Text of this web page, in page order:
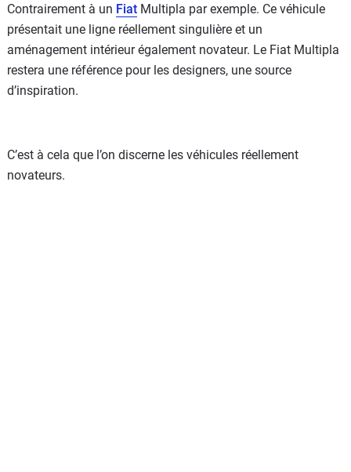
Contrairement à un Fiat Multipla par exemple. Ce véhicule
présentait une ligne réellement singulière et un
aménagement intérieur également novateur. Le Fiat Multipla
restera une référence pour les designers, une source
d’inspiration.
C’est à cela que l’on discerne les véhicules réellement
novateurs.